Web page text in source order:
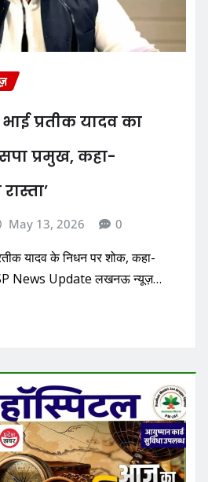
प्रतीक यादव का
प्रमुख, कहा-
May 13, 2026 0
यादव के निधन पर शोक, कहा-
| SP News Update लखनऊ न्यूज़…